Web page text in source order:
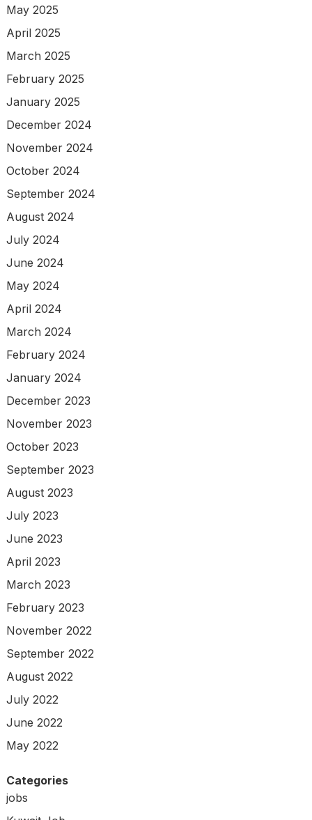
May 2025
April 2025
March 2025
February 2025
January 2025
December 2024
November 2024
October 2024
September 2024
August 2024
July 2024
June 2024
May 2024
April 2024
March 2024
February 2024
January 2024
December 2023
November 2023
October 2023
September 2023
August 2023
July 2023
June 2023
April 2023
March 2023
February 2023
November 2022
September 2022
August 2022
July 2022
June 2022
May 2022
Categories
jobs